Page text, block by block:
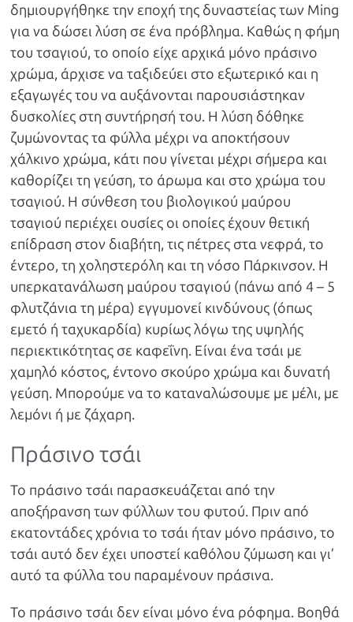
δημιουργήθηκε την εποχή της δυναστείας των Ming
για να δώσει λύση σε ένα πρόβλημα. Καθώς η φήμη
του τσαγιού, το οποίο είχε αρχικά μόνο πράσινο
χρώμα, άρχισε να ταξιδεύει στο εξωτερικό και η
εξαγωγές του να αυξάνονται παρουσιάστηκαν
δυσκολίες στη συντήρησή του. Η λύση δόθηκε
ζυμώνοντας τα φύλλα μέχρι να αποκτήσουν
χάλκινο χρώμα, κάτι που γίνεται μέχρι σήμερα και
καθορίζει τη γεύση, το άρωμα και στο χρώμα του
τσαγιού. Η σύνθεση του βιολογικού μαύρου
τσαγιού περιέχει ουσίες οι οποίες έχουν θετική
επίδραση στον διαβήτη, τις πέτρες στα νεφρά, το
έντερο, τη χοληστερόλη και τη νόσο Πάρκινσον. Η
υπερκατανάλωση μαύρου τσαγιού (πάνω από 4 – 5
φλυτζάνια τη μέρα) εγγυμονεί κινδύνους (όπως
εμετό ή ταχυκαρδία) κυρίως λόγω της υψηλής
περιεκτικότητας σε καφεΐνη. Είναι ένα τσάι με
χαμηλό κόστος, έντονο σκούρο χρώμα και δυνατή
γεύση. Μπορούμε να το καταναλώσουμε με μέλι, με
λεμόνι ή με ζάχαρη.
Πράσινο τσάι
Το πράσινο τσάι παρασκευάζεται από την
αποξήρανση των φύλλων του φυτού. Πριν από
εκατοντάδες χρόνια το τσάι ήταν μόνο πράσινο, το
τσάι αυτό δεν έχει υποστεί καθόλου ζύμωση και γι’
αυτό τα φύλλα του παραμένουν πράσινα.
Το πράσινο τσάι δεν είναι μόνο ένα ρόφημα. Βοηθά